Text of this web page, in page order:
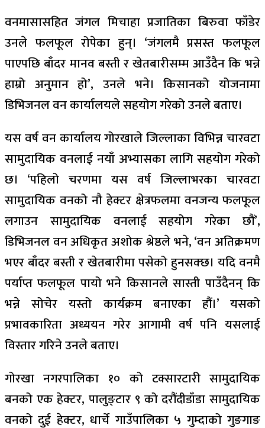
वनमासासहित जंगल मिचाहा प्रजातिका बिरुवा फाँडेर
उनले फलफूल रोपेका हुन्। ‘जंगलमै प्रसस्त फलफूल
पाएपछि बाँदर मानव बस्ती र खेतबारीसम्म आउँदैन कि भन्ने
हाम्रो अनुमान हो’, उनले भने। किसानको योजनामा
डिभिजनल वन कार्यालयले सहयोग गरेको उनले बताए।
यस वर्ष वन कार्यालय गोरखाले जिल्लाका विभिन्न चारवटा
सामुदायिक वनलाई नयाँ अभ्यासका लागि सहयोग गरेको
छ। ‘पहिलो चरणमा यस वर्ष जिल्लाभरका चारवटा
सामुदायिक वनको नौ हेक्टर क्षेत्रफलमा वनजन्य फलफूल
लगाउन सामुदायिक वनलाई सहयोग गरेका छौं’,
डिभिजनल वन अधिकृत अशोक श्रेष्ठले भने, ‘वन अतिक्रमण
भएर बाँदर बस्ती र खेतबारीमा पसेको हुनसक्छ। यदि वनमै
पर्याप्त फलफूल पायो भने किसानले सास्ती पाउँदैनन् कि
भन्ने सोचेर यस्तो कार्यक्रम बनाएका हौं।’ यसको
प्रभावकारिता अध्ययन गरेर आगामी वर्ष पनि यसलाई
विस्तार गरिने उनले बताए।
गोरखा नगरपालिका १० को टक्सारटारी सामुदायिक
बनको एक हेक्टर, पालुङ्टार ९ को दरौंदीडाँडा सामुदायिक
वनको दुई हेक्टर, धार्चे गाउँपालिका ५ गुम्दाको गुङगाङ